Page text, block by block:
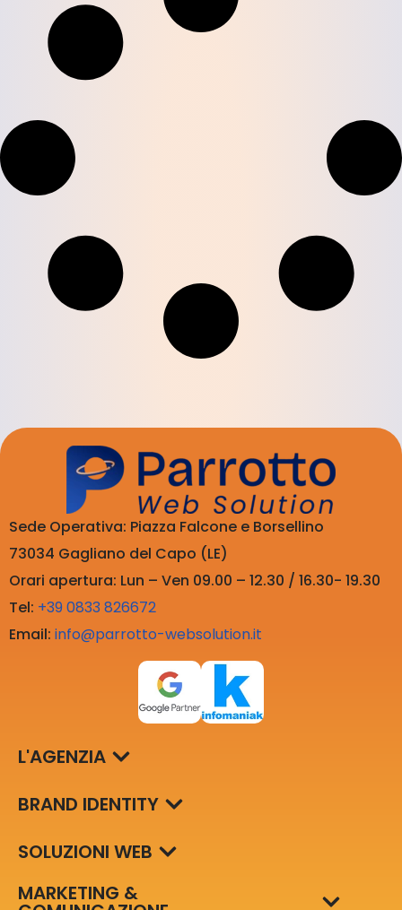
Sede Operativa: Piazza Falcone e Borsellino
73034 Gagliano del Capo (LE)
Orari apertura: Lun – Ven 09.00 – 12.30 / 16.30- 19.30
Tel: +39 0833 826672
Email: info@parrotto-websolution.it
L'AGENZIA
BRAND IDENTITY
SOLUZIONI WEB
MARKETING &